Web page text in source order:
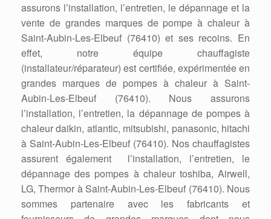
assurons l’installation, l’entretien, le dépannage et la
vente de grandes marques de pompe à chaleur à
Saint-Aubin-Les-Elbeuf (76410) et ses recoins. En
effet, notre équipe chauffagiste
(installateur/réparateur) est certifiée, expérimentée en
grandes marques de pompes à chaleur à Saint-
Aubin-Les-Elbeuf (76410). Nous assurons
l’installation, l’entretien, la dépannage de pompes à
chaleur daikin, atlantic, mitsubishi, panasonic, hitachi
à Saint-Aubin-Les-Elbeuf (76410). Nos chauffagistes
assurent également l’installation, l’entretien, le
dépannage des pompes à chaleur toshiba, Airwell,
LG, Thermor à Saint-Aubin-Les-Elbeuf (76410). Nous
sommes partenaire avec les fabricants et